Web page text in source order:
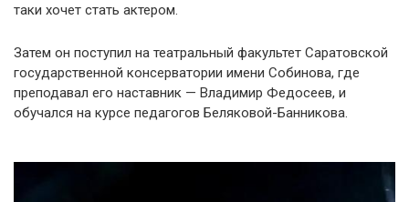
таки хочет стать актером.
Затем он поступил на театральный факультет Саратовской
государственной консерватории имени Собинова, где
преподавал его наставник — Владимир Федосеев, и
обучался на курсе педагогов Беляковой-Банникова.